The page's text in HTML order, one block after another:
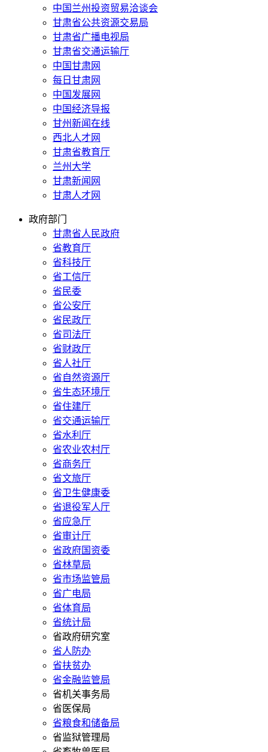
中国兰州投资贸易洽谈会
甘肃省公共资源交易局
甘肃省广播电视局
甘肃省交通运输厅
中国甘肃网
每日甘肃网
中国发展网
中国经济导报
甘州新闻在线
西北人才网
甘肃省教育厅
兰州大学
甘肃新闻网
甘肃人才网
政府部门
甘肃省人民政府
省教育厅
省科技厅
省工信厅
省民委
省公安厅
省民政厅
省司法厅
省财政厅
省人社厅
省自然资源厅
省生态环境厅
省住建厅
省交通运输厅
省水利厅
省农业农村厅
省商务厅
省文旅厅
省卫生健康委
省退役军人厅
省应急厅
省审计厅
省政府国资委
省林草局
省市场监管局
省广电局
省体育局
省统计局
省政府研究室
省人防办
省扶贫办
省金融监管局
省机关事务局
省医保局
省粮食和储备局
省监狱管理局